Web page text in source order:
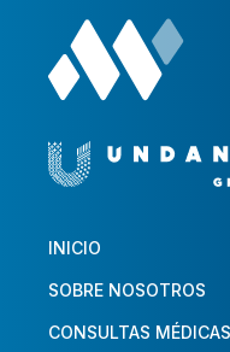
INICIO
SOBRE NOSOTROS
CONSULTAS MÉDICAS